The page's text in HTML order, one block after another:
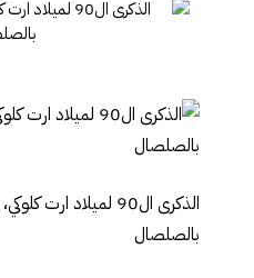
الذكرى ال90 لميلاد
بالصلصال